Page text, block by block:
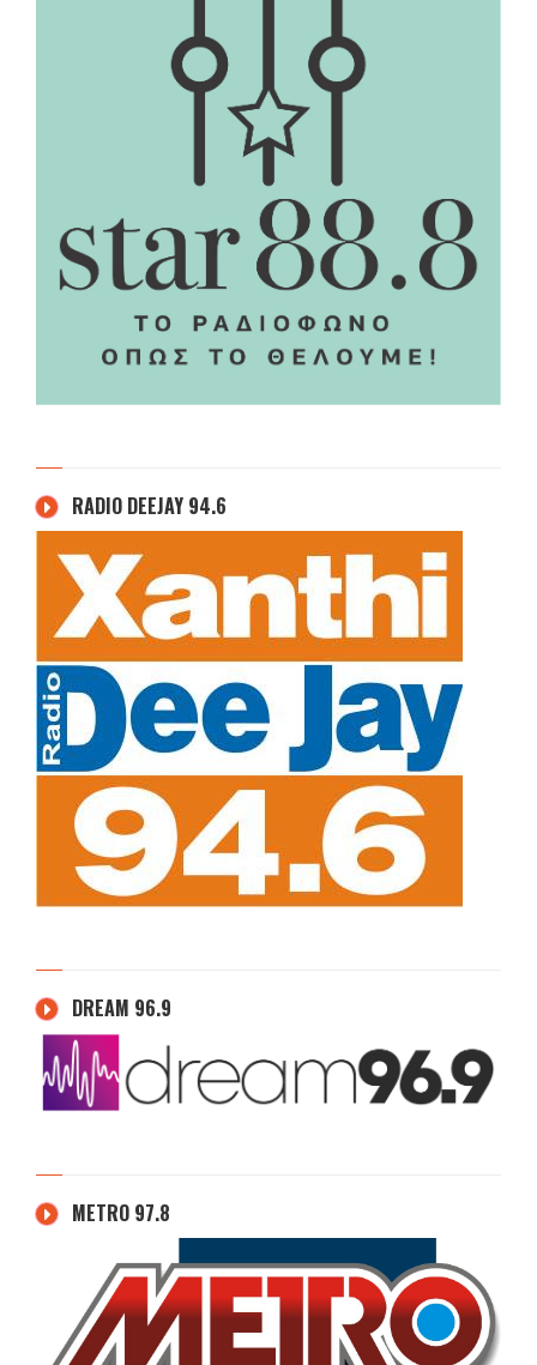
RADIO DEEJAY 94.6
DREAM 96.9
METRO 97.8